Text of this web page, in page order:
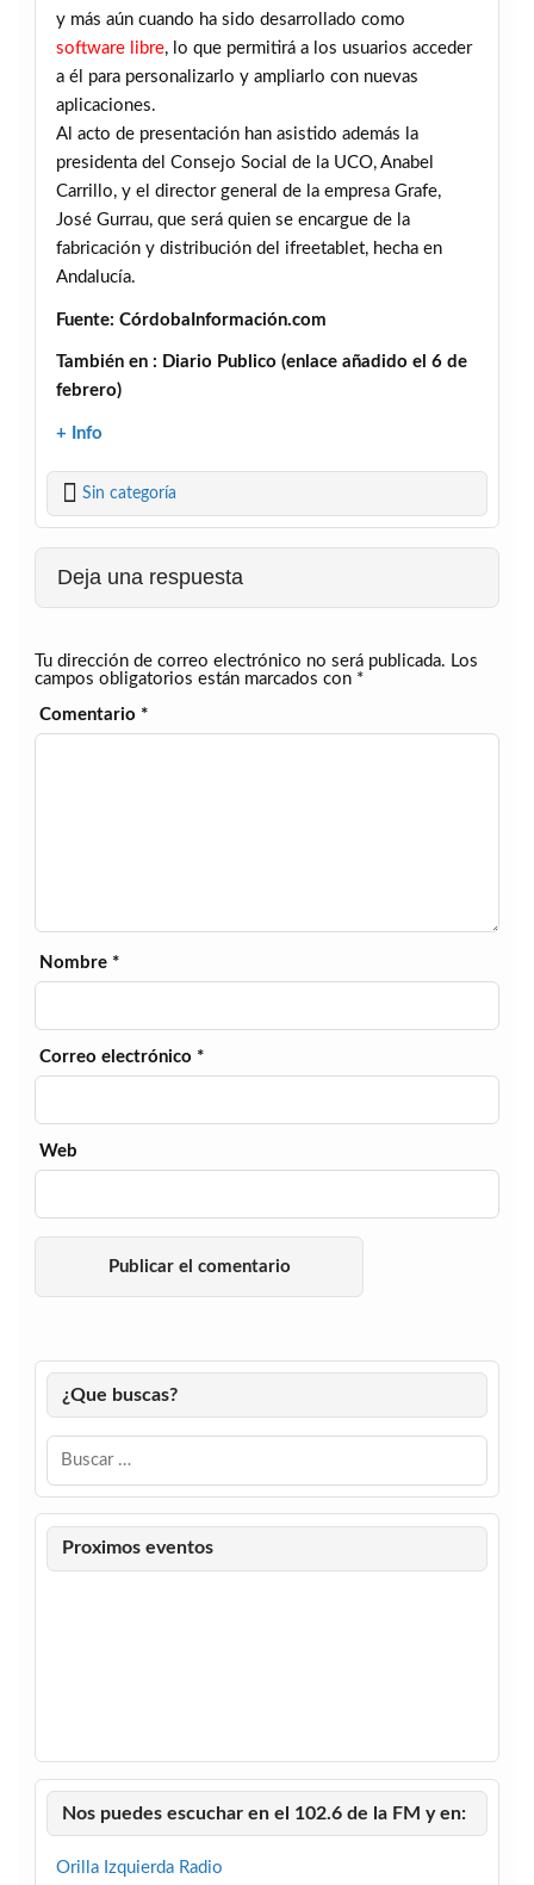
y más aún cuando ha sido desarrollado como
software libre, lo que permitirá a los usuarios acceder
a él para personalizarlo y ampliarlo con nuevas
aplicaciones.
Al acto de presentación han asistido además la
presidenta del Consejo Social de la UCO, Anabel
Carrillo, y el director general de la empresa Grafe,
José Gurrau, que será quien se encargue de la
fabricación y distribución del ifreetablet, hecha en
Andalucía.
Fuente: CórdobaInformación.com
También en : Diario Publico (enlace añadido el 6 de
febrero)
+ Info
Sin categoría
Deja una respuesta
Tu dirección de correo electrónico no será publicada. Los
campos obligatorios están marcados con *
Comentario *
Nombre *
Correo electrónico *
Web
¿Que buscas?
Proximos eventos
Nos puedes escuchar en el 102.6 de la FM y en:
Orilla Izquierda Radio